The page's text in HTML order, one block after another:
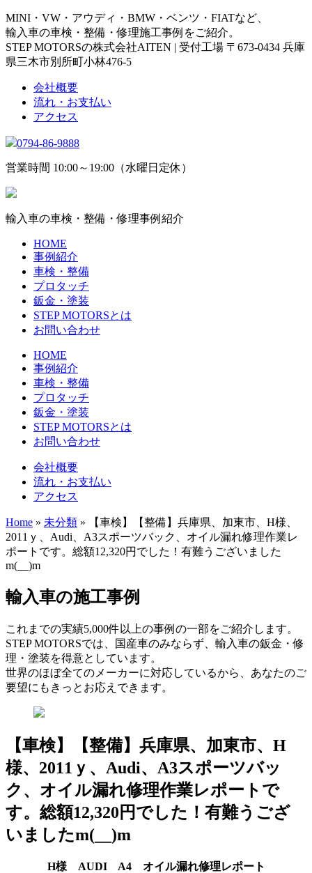
MINI・VW・アウディ・BMW・ベンツ・FIATなど、
輸入車の車検・整備・修理施工事例をご紹介。
STEP MOTORSの株式会社AITEN | 受付工場 〒673-0434 兵庫
県三木市別所町小林476-5
会社概要
流れ・お支払い
アクセス
0794-86-9888
営業時間 10:00～19:00（水曜日定休）
輸入車の車検・整備・修理事例紹介
HOME
事例紹介
車検・整備
プロタッチ
鈑金・塗装
STEP MOTORSとは
お問い合わせ
HOME
事例紹介
車検・整備
プロタッチ
鈑金・塗装
STEP MOTORSとは
お問い合わせ
会社概要
流れ・お支払い
アクセス
Home » 未分類 » 【車検】【整備】兵庫県、加東市、H様、
2011ｙ、Audi、A3スポーツバック、オイル漏れ修理作業レ
ポートです。総額12,320円でした！有難うございました
m(__)m
輸入車の施工事例
これまでの実績5,000件以上の事例の一部をご紹介します。
STEP MOTORSでは、国産車のみならず、輸入車の鈑金・修
理・塗装を得意としています。
世界のほぼ全てのメーカーに対応しているから、あなたのご
要望にもきっとお応えできます。
【車検】【整備】兵庫県、加東市、H
様、2011ｙ、Audi、A3スポーツバッ
ク、オイル漏れ修理作業レポートで
す。総額12,320円でした！有難うござ
いましたm(__)m
H様 AUDI A4 オイル漏れ修理レポート